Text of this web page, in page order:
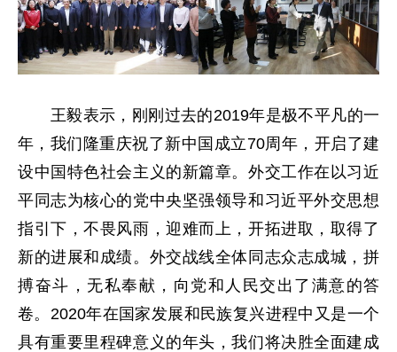
王毅表示，刚刚过去的2019年是极不平凡的一
年，我们隆重庆祝了新中国成立70周年，开启了建
设中国特色社会主义的新篇章。外交工作在以习近
平同志为核心的党中央坚强领导和习近平外交思想
指引下，不畏风雨，迎难而上，开拓进取，取得了
新的进展和成绩。外交战线全体同志众志成城，拼
搏奋斗，无私奉献，向党和人民交出了满意的答
卷。2020年在国家发展和民族复兴进程中又是一个
具有重要里程碑意义的年头，我们将决胜全面建成